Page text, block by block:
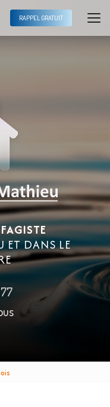
RAPPEL GRATUIT
ET DANS LE